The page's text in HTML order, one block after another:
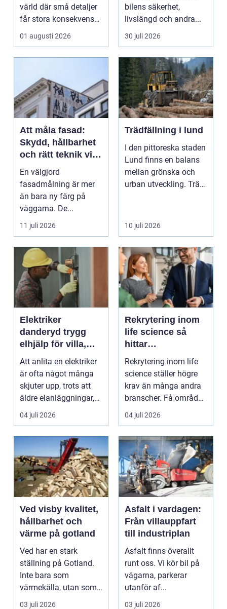
värld där små detaljer
får stora konsekvenser.
En liten avvikels...
01 augusti 2026
bilens säkerhet,
livslängd och andra...
30 juli 2026
Att måla fasad:
Skydd, hållbarhet
och rätt teknik vid
fasadmålning
En välgjord
fasadmålning är mer
än bara ny färg på
väggarna. De...
11 juli 2026
Trädfällning i lund
I den pittoreska staden
Lund finns en balans
mellan grönska och
urban utveckling. Träd
10 juli 2026
Elektriker
danderyd trygg
elhjälp för villa,
lägenhet och
företag
Att anlita en elektriker
är ofta något många
skjuter upp, trots att
äldre elanläggningar,
provisoris...
04 juli 2026
Rekrytering inom
life science så
hittar
verksamheter rätt
kompetens
Rekrytering inom life
science ställer högre
krav än många andra
branscher. Få områden
kombinerar så ...
04 juli 2026
Ved visby kvalitet,
hållbarhet och
värme på gotland
Ved har en stark
ställning på Gotland.
Inte bara som
värmekälla, utan som
en del av vardagen. I
03 juli 2026
Asfalt i vardagen:
Från villauppfart
till industriplan
Asfalt finns överallt
runt oss. Vi kör bil på
vägarna, parkerar
utanför af...
03 juli 2026